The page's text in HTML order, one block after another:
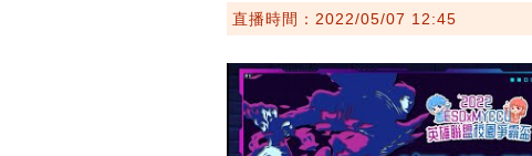
直播時間：2022/05/07 12:45